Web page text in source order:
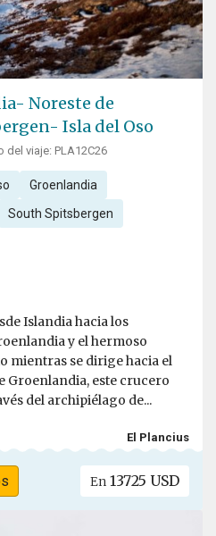
Noreste de
Isla del Oso
del viaje: PLA12C26
Groenlandia
South Spitsbergen
Islandia hacia los
y el hermoso
mientras se dirige hacia el
Groenlandia, este crucero
del archipiélago de...
El Plancius
En 13725 USD